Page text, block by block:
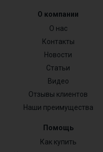
О компании
О нас
Контакты
Новости
Статьи
Видео
Отзывы клиентов
Наши преимущества
Помощь
Как купить